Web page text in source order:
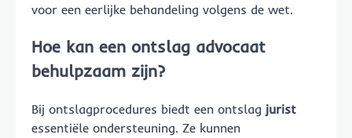
voor een eerlijke behandeling volgens de wet.
Hoe kan een ontslag advocaat
behulpzaam zijn?
Bij ontslagprocedures biedt een ontslag jurist
essentiële ondersteuning. Ze kunnen